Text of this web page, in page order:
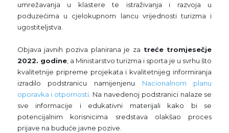
umrežavanja u klastere te istraživanja i razvoja u
poduzećima u cjelokupnom lancu vrijednosti turizma i
ugostiteljstva.
Objava javnih poziva planirana je za treće tromjesečje
2022. godine, a Ministarstvo turizma i sporta je u svrhu što
kvalitetnije pripreme projekata i kvalitetnijeg informiranja
izradilo podstranicu namijenjenu Nacionalnom planu
oporavka i otpornosti. Na navedenoj podstranici nalaze se
sve informacije i edukativni materijali kako bi se
potencijalnim korisnicima sredstava olakšao proces
prijave na buduće javne pozive.